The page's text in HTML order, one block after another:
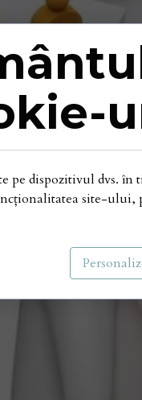
pe dispozitivul dvs. în
site-ului,